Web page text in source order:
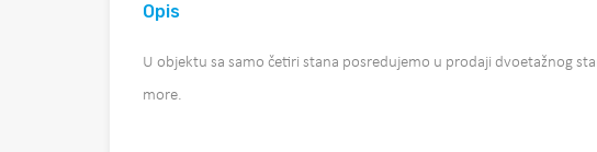
Opis
U objektu sa samo četiri stana posredujemo u prodaji dvoetažnog
more.